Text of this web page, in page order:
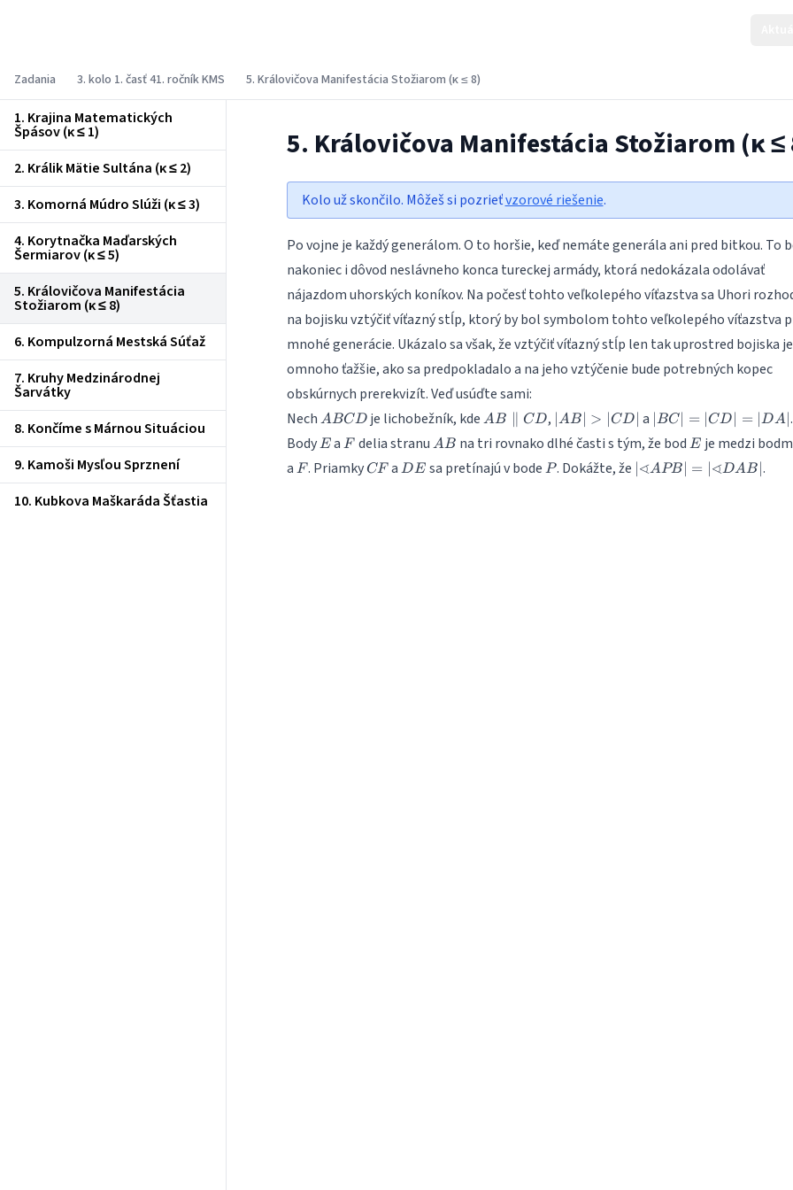
Zadania 3. kolo 1. časť 41. ročník KMS 5. Královičova Manifestácia Stožiarom (κ ≤ 8)
1. Krajina Matematických
Špásov (κ ≤ 1)
2. Králik Mätie Sultána (κ ≤ 2)
3. Komorná Múdro Slúži (κ ≤ 3)
4. Korytnačka Maďarských
Šermiarov (κ ≤ 5)
5. Královičova Manifestácia
Stožiarom (κ ≤ 8)
6. Kompulzorná Mestská Súťaž
7. Kruhy Medzinárodnej
Šarvátky
8. Končíme s Márnou Situáciou
9. Kamoši Mysľou Sprznení
10. Kubkova Maškaráda Šťastia
5. Královičova Manifestácia Stožiarom (κ ≤
Kolo už skončilo. Môžeš si pozrieťvzorové riešenie.
Po vojne je každý generálom. O to horšie, keď nemáte generála ani pred bitkou. To
nakoniec i dôvod neslávneho konca tureckej armády, ktorá nedokázala odolávať
nájazdom uhorských koníkov. Na počesť tohto veľkolepého víťazstva sa Uhori
na bojisku vztýčiť víťazný stĺp, ktorý by bol symbolom tohto veľkolepého víťazstva
mnohé generácie. Ukázalo sa však, že vztýčiť víťazný stĺp len tak uprostred bojiska je
omnoho ťažšie, ako sa predpokladalo a na jeho vztýčenie bude potrebných kopec
obskúrnych prerekvizít. Veď usúďte sami:
Nech ABCD
ABCD je lichobežník, kdeAB
CD
AB CD, |AB|
|CD|
AB > ∣CD a |BC|
=
|CD|
=
BC∣ = ∣CD = ∣DA∣ .
Body E
E aF
F delia stranu AB
AB na tri rovnako dlhé časti s tým, že bod E
E je medzi
a F
F. PriamkyCF
CF aDE
DE sa pretínajú v bode P
P. Dokážte, že |\sphericalangle
∢APB = ∢DAB ∣.